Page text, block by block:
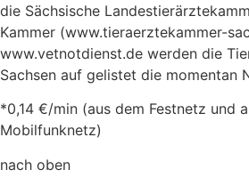
die Sächsische
Kammer (www.tieraerztekammer-
www.vetnotdienst.de werden die
Sachsen auf gelistet die momentan
*0,14 €/min (aus dem Festnetz und
Mobilfunknetz)
nach oben